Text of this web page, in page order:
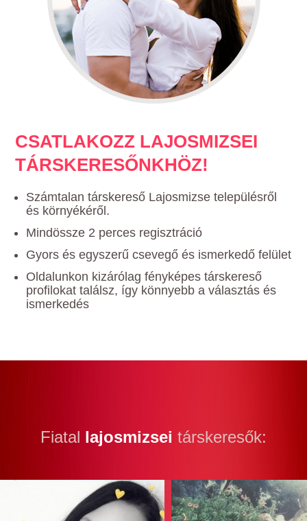
CSATLAKOZZ LAJOSMIZSEI
TÁRSKERESŐNKHÖZ!
Számtalan társkereső Lajosmizse településről
és környékéről.
Mindössze 2 perces regisztráció
Gyors és egyszerű csevegő és ismerkedő felület
Oldalunkon kizárólag fényképes társkereső
profilokat találsz, így könnyebb a választás és
ismerkedés
Fiatal lajosmizsei társkeresők: